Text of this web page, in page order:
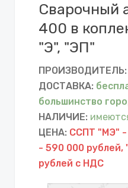
Сварочный
400 в
"Э", "ЭП"
ПРОИЗВОДИТЕЛЬ:
ДОСТАВКА:
большинство
НАЛИЧИЕ:
ЦЕНА: ССПТ "МЭ" -
- 590 000
рублей с НДС